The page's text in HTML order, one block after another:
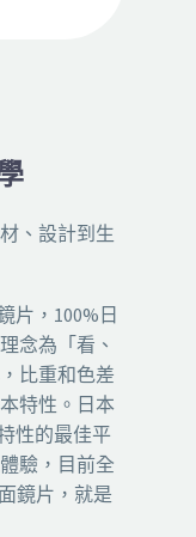
、設計到生
片，100%日
念為「看、
比重和色差
特性。日本
性的最佳平
驗，目前全
鏡片，就是